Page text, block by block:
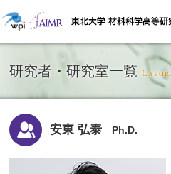
研究者・研究室一覧
安東 弘泰 Ph.D.